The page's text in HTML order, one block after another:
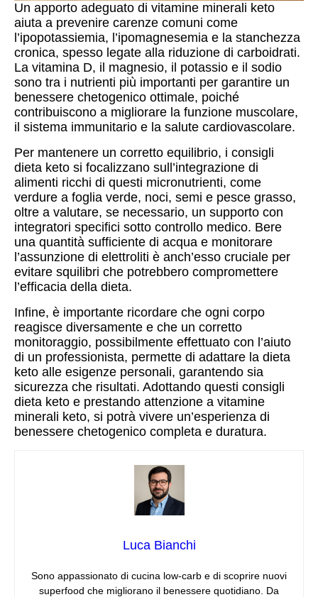
Un apporto adeguato di vitamine minerali keto
aiuta a prevenire carenze comuni come
l’ipopotassiemia, l’ipomagnesemia e la stanchezza
cronica, spesso legate alla riduzione di carboidrati.
La vitamina D, il magnesio, il potassio e il sodio
sono tra i nutrienti più importanti per garantire un
benessere chetogenico ottimale, poiché
contribuiscono a migliorare la funzione muscolare,
il sistema immunitario e la salute cardiovascolare.
Per mantenere un corretto equilibrio, i consigli
dieta keto si focalizzano sull’integrazione di
alimenti ricchi di questi micronutrienti, come
verdure a foglia verde, noci, semi e pesce grasso,
oltre a valutare, se necessario, un supporto con
integratori specifici sotto controllo medico. Bere
una quantità sufficiente di acqua e monitorare
l’assunzione di elettroliti è anch’esso cruciale per
evitare squilibri che potrebbero compromettere
l’efficacia della dieta.
Infine, è importante ricordare che ogni corpo
reagisce diversamente e che un corretto
monitoraggio, possibilmente effettuato con l’aiuto
di un professionista, permette di adattare la dieta
keto alle esigenze personali, garantendo sia
sicurezza che risultati. Adottando questi consigli
dieta keto e prestando attenzione a vitamine
minerali keto, si potrà vivere un’esperienza di
benessere chetogenico completa e duratura.
Luca Bianchi
Sono appassionato di cucina low‑carb e di scoprire nuovi
superfood che migliorano il benessere quotidiano. Da